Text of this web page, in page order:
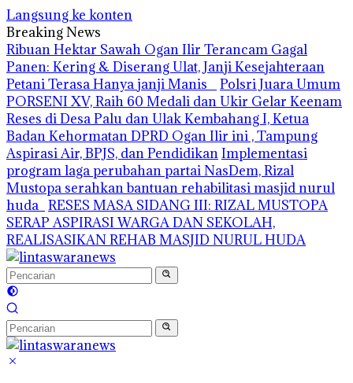
Langsung ke konten
Breaking News
Ribuan Hektar Sawah Ogan Ilir Terancam Gagal
Panen: Kering & Diserang Ulat, Janji Kesejahteraan
Petani Terasa Hanya janji Manis
Polsri Juara Umum
PORSENI XV, Raih 60 Medali dan Ukir Gelar Keenam
Reses di Desa Palu dan Ulak Kembahang I, Ketua
Badan Kehormatan DPRD Ogan Ilir ini , Tampung
Aspirasi Air, BPJS, dan PendidikanImplementasi
program laga perubahan partai NasDem, Rizal
Mustopa serahkan bantuan rehabilitasi masjid nurul
huda RESES MASA SIDANG III: RIZAL MUSTOPA
SERAP ASPIRASI WARGA DAN SEKOLAH,
REALISASIKAN REHAB MASJID NURUL HUDA